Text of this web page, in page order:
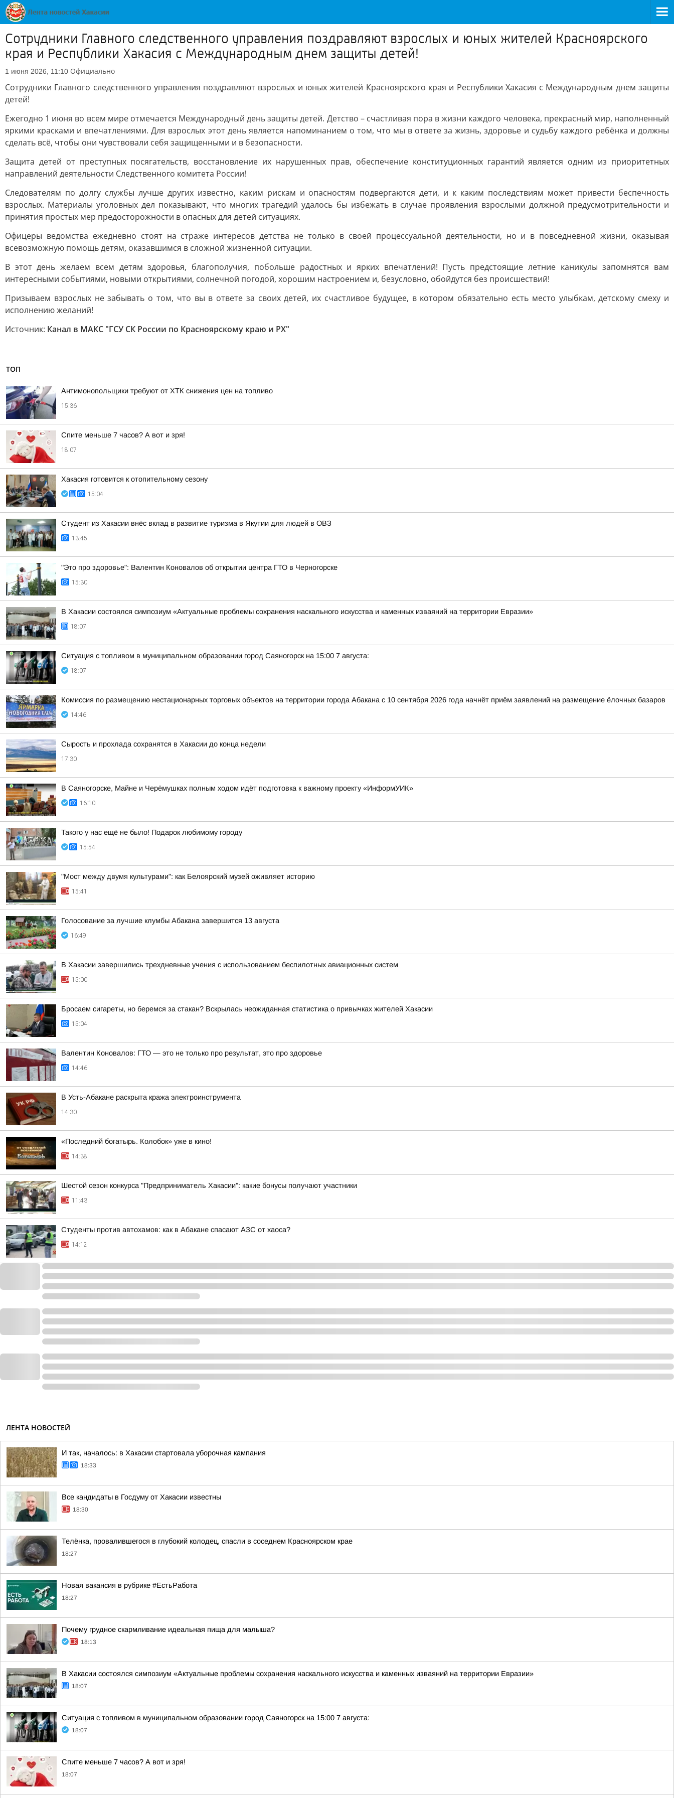
Сотрудники Главного следственного управления поздравляют взрослых и юных жителей Красноярского
края и Республики Хакасия с Международным днем защиты детей!
1 июня 2026, 11:10 Официально
Сотрудники Главного следственного управления поздравляют взрослых и юных жителей Красноярского края и Республики Хакасия с Международным днем защиты
детей!
Ежегодно 1 июня во всем мире отмечается Международный день защиты детей. Детство – счастливая пора в жизни каждого человека, прекрасный мир, наполненный
яркими красками и впечатлениями. Для взрослых этот день является напоминанием о том, что мы в ответе за жизнь, здоровье и судьбу каждого ребёнка и должны
сделать всё, чтобы они чувствовали себя защищенными и в безопасности.
Защита детей от преступных посягательств, восстановление их нарушенных прав, обеспечение конституционных гарантий является одним из приоритетных
направлений деятельности Следственного комитета России!
Следователям по долгу службы лучше других известно, каким рискам и опасностям подвергаются дети, и к каким последствиям может привести беспечность
взрослых. Материалы уголовных дел показывают, что многих трагедий удалось бы избежать в случае проявления взрослыми должной предусмотрительности и
принятия простых мер предосторожности в опасных для детей ситуациях.
Офицеры ведомства ежедневно стоят на страже интересов детства не только в своей процессуальной деятельности, но и в повседневной жизни, оказывая
всевозможную помощь детям, оказавшимся в сложной жизненной ситуации.
В этот день желаем всем детям здоровья, благополучия, побольше радостных и ярких впечатлений! Пусть предстоящие летние каникулы запомнятся вам
интересными событиями, новыми открытиями, солнечной погодой, хорошим настроением и, безусловно, обойдутся без происшествий!
Призываем взрослых не забывать о том, что вы в ответе за своих детей, их счастливое будущее, в котором обязательно есть место улыбкам, детскому смеху и
исполнению желаний!
Источник: Канал в МАКС "ГСУ СК России по Красноярскому краю и РХ"
ТОП
Антимонопольщики требуют от ХТК снижения цен на топливо
15:36
Спите меньше 7 часов? А вот и зря!
18:07
Хакасия готовится к отопительному сезону
15:04
Студент из Хакасии внёс вклад в развитие туризма в Якутии для людей в ОВЗ
13:45
"Это про здоровье": Валентин Коновалов об открытии центра ГТО в Черногорске
15:30
В Хакасии состоялся симпозиум «Актуальные проблемы сохранения наскального искусства и каменных изваяний на территории Евразии»
18:07
Ситуация с топливом в муниципальном образовании город Саяногорск на 15:00 7 августа:
18:07
Комиссия по размещению нестационарных торговых объектов на территории города Абакана с 10 сентября 2026 года начнёт приём заявлений на размещение ёлочных базаров
14:46
Сырость и прохлада сохранятся в Хакасии до конца недели
17:30
В Саяногорске, Майне и Черёмушках полным ходом идёт подготовка к важному проекту «ИнформУИК»
16:10
Такого у нас ещё не было! Подарок любимому городу
15:54
"Мост между двумя культурами": как Белоярский музей оживляет историю
15:41
Голосование за лучшие клумбы Абакана завершится 13 августа
16:49
В Хакасии завершились трехдневные учения с использованием беспилотных авиационных систем
15:00
Бросаем сигареты, но беремся за стакан? Вскрылась неожиданная статистика о привычках жителей Хакасии
15:04
Валентин Коновалов: ГТО — это не только про результат, это про здоровье
14:46
В Усть-Абакане раскрыта кража электроинструмента
14:30
«Последний богатырь. Колобок» уже в кино!
14:38
Шестой сезон конкурса "Предприниматель Хакасии": какие бонусы получают участники
11:43
Студенты против автохамов: как в Абакане спасают АЗС от хаоса?
14:12
ЛЕНТА НОВОСТЕЙ
И так, началось: в Хакасии стартовала уборочная кампания
18:33
Все кандидаты в Госдуму от Хакасии известны
18:30
Телёнка, провалившегося в глубокий колодец, спасли в соседнем Красноярском крае
18:27
Новая вакансия в рубрике #ЕстьРабота
18:27
Почему грудное скармливание идеальная пища для малыша?
18:13
В Хакасии состоялся симпозиум «Актуальные проблемы сохранения наскального искусства и каменных изваяний на территории Евразии»
18:07
Ситуация с топливом в муниципальном образовании город Саяногорск на 15:00 7 августа:
18:07
Спите меньше 7 часов? А вот и зря!
18:07